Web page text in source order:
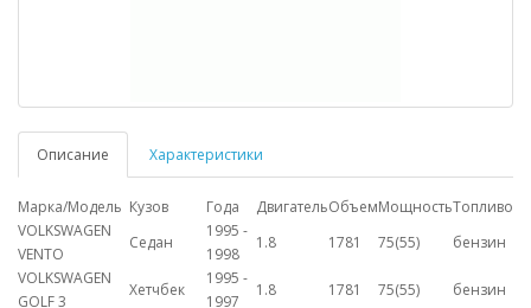
Описание Характеристики
Марка/Модель Кузов Года ДвигательОбъемМощностьТопливо
VOLKSWAGEN
VENTO
Седан
1995 -
1998
1.8 1781 75(55)
бензин
VOLKSWAGEN
GOLF 3
Хетчбек
1995 -
1997
1.8 1781 75(55)
бензин